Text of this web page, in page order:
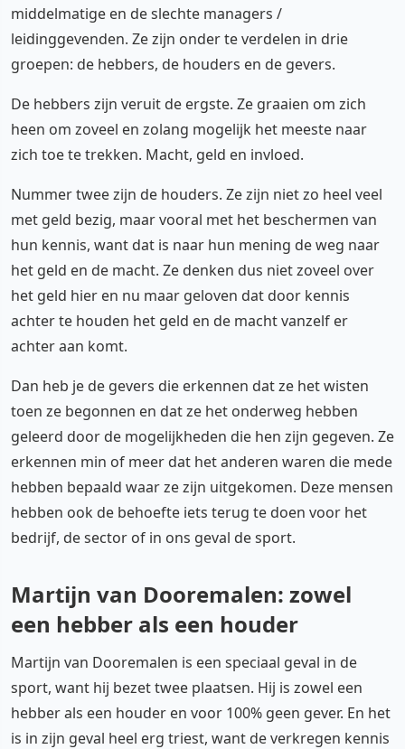
middelmatige en de slechte managers /
leidinggevenden. Ze zijn onder te verdelen in drie
groepen: de hebbers, de houders en de gevers.
De hebbers zijn veruit de ergste. Ze graaien om zich
heen om zoveel en zolang mogelijk het meeste naar
zich toe te trekken. Macht, geld en invloed.
Nummer twee zijn de houders. Ze zijn niet zo heel veel
met geld bezig, maar vooral met het beschermen van
hun kennis, want dat is naar hun mening de weg naar
het geld en de macht. Ze denken dus niet zoveel over
het geld hier en nu maar geloven dat door kennis
achter te houden het geld en de macht vanzelf er
achter aan komt.
Dan heb je de gevers die erkennen dat ze het wisten
toen ze begonnen en dat ze het onderweg hebben
geleerd door de mogelijkheden die hen zijn gegeven. Ze
erkennen min of meer dat het anderen waren die mede
hebben bepaald waar ze zijn uitgekomen. Deze mensen
hebben ook de behoefte iets terug te doen voor het
bedrijf, de sector of in ons geval de sport.
Martijn van Dooremalen: zowel
een hebber als een houder
Martijn van Dooremalen is een speciaal geval in de
sport, want hij bezet twee plaatsen. Hij is zowel een
hebber als een houder en voor 100% geen gever. En het
is in zijn geval heel erg triest, want de verkregen kennis